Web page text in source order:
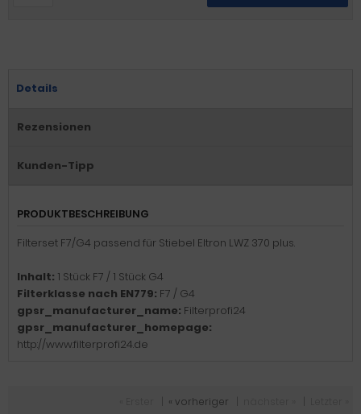
Details
Rezensionen
Kunden-Tipp
PRODUKTBESCHREIBUNG
Filterset F7/G4 passend für Stiebel Eltron LWZ 370 plus.
Inhalt: 1 Stück F7 / 1 Stück G4
Filterklasse nach EN779: F7 / G4
gpsr_manufacturer_name: Filterprofi24
gpsr_manufacturer_homepage:
http://www.filterprofi24.de
« vorheriger